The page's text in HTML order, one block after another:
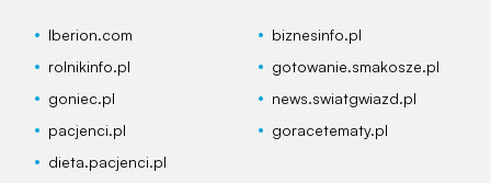
Iberion.com
biznesinfo.pl
rolnikinfo.pl
gotowanie.smakosze.pl
goniec.pl
news.swiatgwiazd.pl
pacjenci.pl
goracetematy.pl
dieta.pacjenci.pl